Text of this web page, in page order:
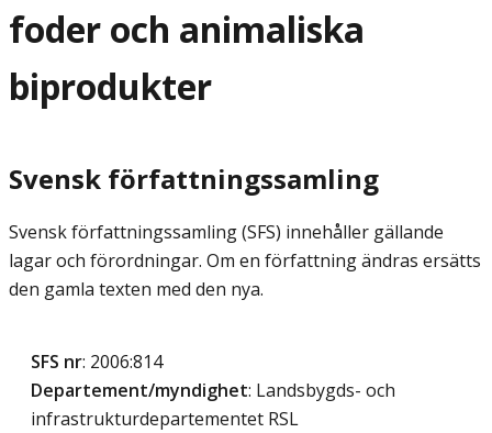
foder och animaliska
biprodukter
Svensk författningssamling
Svensk författningssamling (SFS) innehåller gällande
lagar och förordningar. Om en författning ändras ersätts
den gamla texten med den nya.
SFS nr: 2006:814
Departement/myndighet: Landsbygds- och
infrastrukturdepartementet RSL